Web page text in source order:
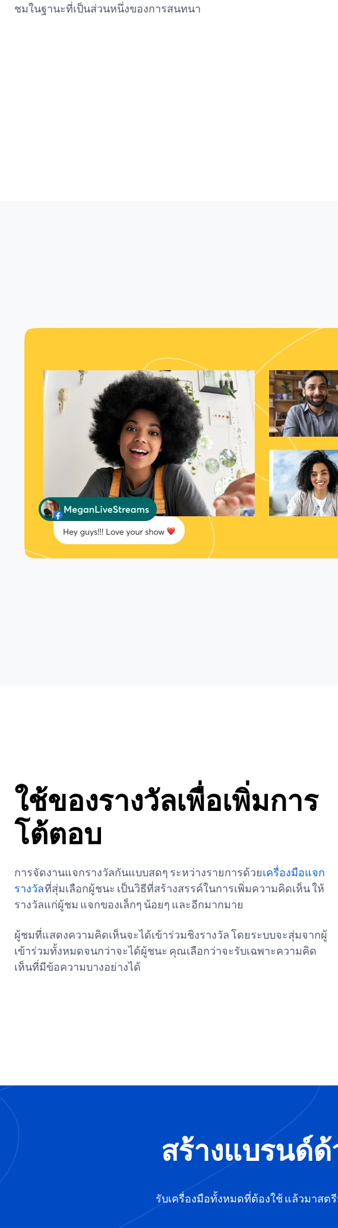
ชมในฐานะที่เป็นส่วนหนึ่งของการสนทนา
ใช้ของรางวัลเพื่อเพิ่มการ
โต้ตอบ
การจัดงานแจกรางวัลกันแบบสดๆ ระหว่างรายการด้วยเครื่องมือแจก
รางวัล
เปิดในแท็บใหม่
ที่สุ่มเลือกผู้ชนะ เป็นวิธีที่สร้างสรรค์ในการเพิ่มความคิดเห็น ให้
รางวัลแก่ผู้ชม แจกของเล็กๆ น้อยๆ และอีกมากมาย
ผู้ชมที่แสดงความคิดเห็นจะได้เข้าร่วมชิงรางวัล โดยระบบจะสุ่มจากผู้
เข้าร่วมทั้งหมดจนกว่าจะได้ผู้ชนะ คุณเลือกว่าจะรับเฉพาะความคิด
เห็นที่มีข้อความบางอย่างได้
สร้างแบรนด์
รับเครื่องมือทั้งหมดที่ต้องใช้ แล้วมาส